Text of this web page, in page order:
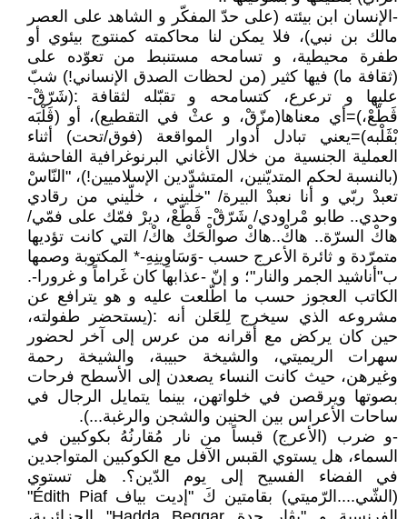
-الإنسان ابن بيئته (على حدّ المفكّر و الشاهد على العصر
مالك بن نبي)، فلا يمكن لنا محاكمته كمنتوج بيئوي أو
طفرة محيطية، و تسامحه مستنبط من تعوّده على
(ثقافة ما) فيها كثير (من لحظات الصدق الإنساني!) شبّ
عليها و ترعرع، كتسامحه و تقبّله لثقافة :(شَرّڨْ-
ڨَطّعْ،)=أي معناها(مزّقْ، و عثْ في التقطيع)، أو (ڨَلْبَه
بْڨَلْبه)=يعني تبادل أدوار المواقعة (فوق/تحت) أثناء
العملية الجنسية من خلال الأغاني البرنوغرافية الفاحشة
(بالنسبة لحكم المتديّنين، المتشدّدين الإسلاميين!)، "النّاسْ
تعبدْ ربّي و أنا نعبدْ البيرة/ "خلّيني ، خلّيني من رقادي
وحدي.. طابو مْراودي/ شَرّڨْ- ڨَطّعْ، ديرْ فمّك على فمّي/
هاكْ السرّة.. هاكْ..هاكْ صوالْحَكْ هاكْ/ التي كانت تؤديها
متمرّدة و ثائرة الأعرج حسب -وَسَاوِينِهِ-* المكتوبة وصمها
ب"أناشيد الجمر والنار"؛ و إنّ -عذابها كان غَراماً و غرورا-.
الكاتب العجوز حسب ما اطّلعت عليه و هو يترافع عن
مشروعه الذي سيخرج لِلعَلن أنه :(يستحضر طفولته،
حين كان يركض مع أقرانه من عرس إلى آخر لحضور
سهرات الريميتي، والشيخة حبيبة، والشيخة رحمة
وغيرهن، حيث كانت النساء يصعدن إلى الأسطح فرحات
بصوتها ويرقصن في خلواتهن، بينما يتمايل الرجال في
ساحات الأعراس بين الحنين والشجن والرغبة...).
-و ضرب (الأعرج) قبساً من نار مُقارنُهُ بكوكبين في
السماء، هل يستوي القبس الآفل مع الكوكبين المتواجدين
في الفضاء الفسيح إلى يوم الدّين؟. هل تستوي
(الشّي....الرّميتي) بقامتين كَ "إديت بياف Édith Piaf"